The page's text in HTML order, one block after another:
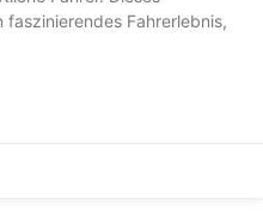
Fahrerlebnis,